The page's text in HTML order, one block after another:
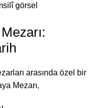
arasında özel bir
Mezarı,